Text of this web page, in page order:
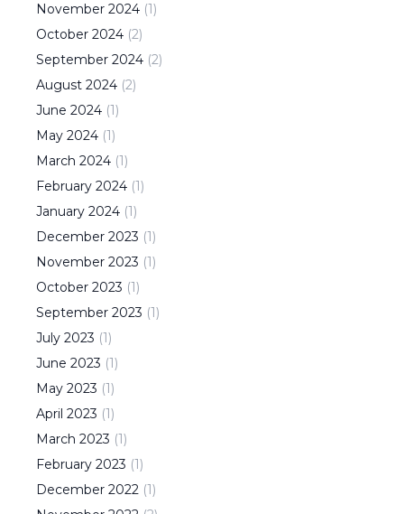
November 2024 (1)
October 2024 (2)
September 2024 (2)
August 2024 (2)
June 2024 (1)
May 2024 (1)
March 2024 (1)
February 2024 (1)
January 2024 (1)
December 2023 (1)
November 2023 (1)
October 2023 (1)
September 2023 (1)
July 2023 (1)
June 2023 (1)
May 2023 (1)
April 2023 (1)
March 2023 (1)
February 2023 (1)
December 2022 (1)